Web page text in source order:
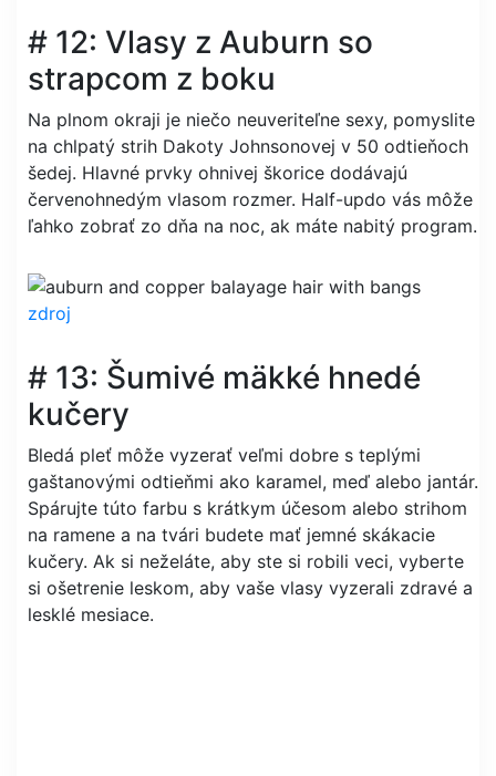
# 12: Vlasy z Auburn so
strapcom z boku
Na plnom okraji je niečo neuveriteľne sexy, pomyslite
na chlpatý strih Dakoty Johnsonovej v 50 odtieňoch
šedej. Hlavné prvky ohnivej škorice dodávajú
červenohnedým vlasom rozmer. Half-updo vás môže
ľahko zobrať zo dňa na noc, ak máte nabitý program.
zdroj
# 13: Šumivé mäkké hnedé
kučery
Bledá pleť môže vyzerať veľmi dobre s teplými
gaštanovými odtieňmi ako karamel, meď alebo jantár.
Spárujte túto farbu s krátkym účesom alebo strihom
na ramene a na tvári budete mať jemné skákacie
kučery. Ak si neželáte, aby ste si robili veci, vyberte
si ošetrenie leskom, aby vaše vlasy vyzerali zdravé a
lesklé mesiace.